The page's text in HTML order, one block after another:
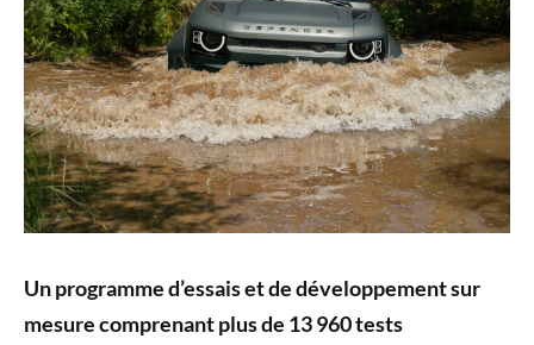
Un programme d’essais et de développement sur
mesure comprenant plus de 13 960 tests